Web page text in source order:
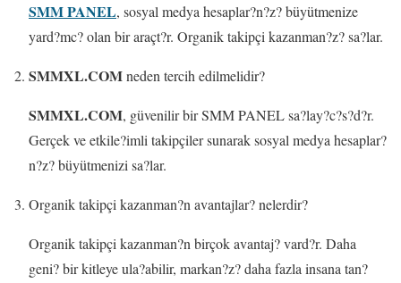
SMM PANEL, sosyal medya hesaplar?n?z? büyütmenize
yard?mc? olan bir araçt?r. Organik takipçi kazanman?z? sa?lar.
SMMXL.COMneden tercih edilmelidir?
SMMXL.COM, güvenilir bir SMM PANEL sa?lay?c?s?d?r.
Gerçek ve etkile?imli takipçiler sunarak sosyal medya hesaplar?
n?z? büyütmenizi sa?lar.
Organik takipçi kazanman?n avantajlar? nelerdir?
Organik takipçi kazanman?n birçok avantaj? vard?r. Daha
geni? bir kitleye ula?abilir, markan?z? daha fazla insana tan?